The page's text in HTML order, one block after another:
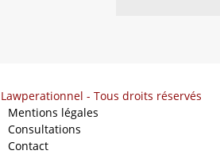
Lawperationnel - Tous droits réservés
Mentions légales
Consultations
Contact